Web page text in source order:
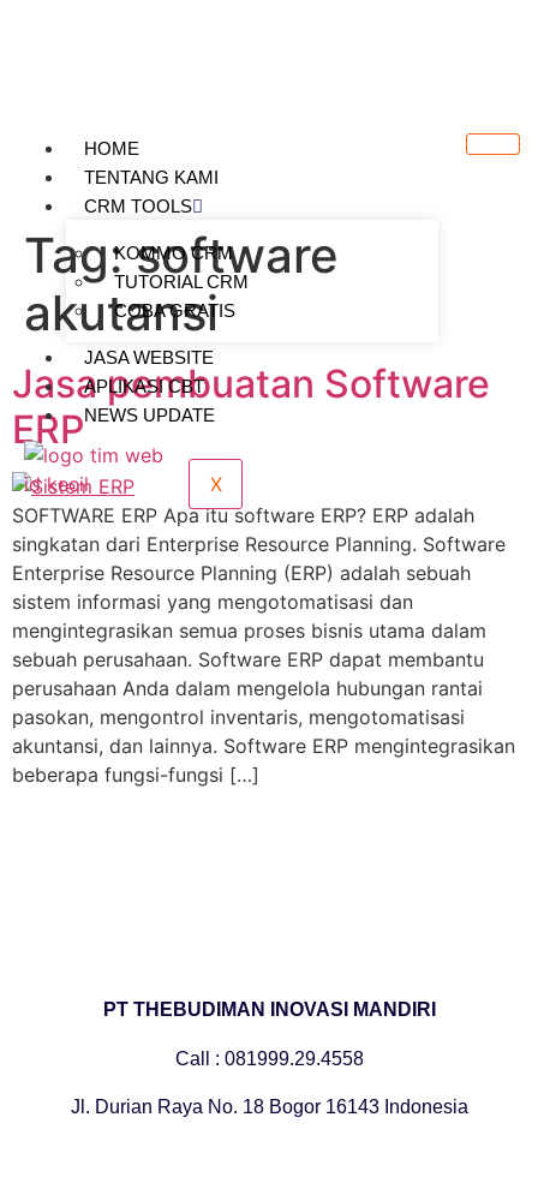
HOME
TENTANG KAMI
CRM TOOLS
KOMMO CRM
TUTORIAL CRM
COBA GRATIS
JASA WEBSITE
APLIKASI CBT
NEWS UPDATE
X
Tag:software
akutansi
Jasa pembuatan Software
ERP
SOFTWARE ERP Apa itu software ERP? ERP adalah
singkatan dari Enterprise Resource Planning. Software
Enterprise Resource Planning (ERP) adalah sebuah
sistem informasi yang mengotomatisasi dan
mengintegrasikan semua proses bisnis utama dalam
sebuah perusahaan. Software ERP dapat membantu
perusahaan Anda dalam mengelola hubungan rantai
pasokan, mengontrol inventaris, mengotomatisasi
akuntansi, dan lainnya. Software ERP mengintegrasikan
beberapa fungsi-fungsi […]
PT THEBUDIMAN INOVASI MANDIRI
Call : 081999.29.4558
Jl. Durian Raya No. 18 Bogor 16143 Indonesia